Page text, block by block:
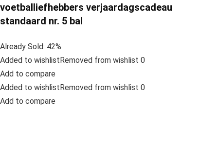
voetballiefhebbers verjaardagscadeau
standaard nr. 5 bal
Already Sold: 42%
Added to wishlistRemoved from wishlist 0
Add to compare
Added to wishlistRemoved from wishlist 0
Add to compare